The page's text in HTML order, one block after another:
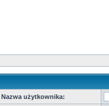
Nazwa użytkownika: